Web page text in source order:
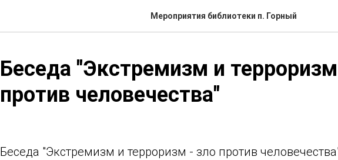
Мероприятия библиотеки п. Горный
Беседа "Экстремизм и
против человечества"
Беседа "Экстремизм и терроризм - зло против